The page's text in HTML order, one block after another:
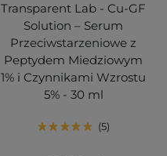
Transparent Lab - Cu-GF
Solution – Serum
Przeciwstarzeniowe z
Peptydem Miedziowym
1% i Czynnikami Wzrostu
5% - 30 ml
5